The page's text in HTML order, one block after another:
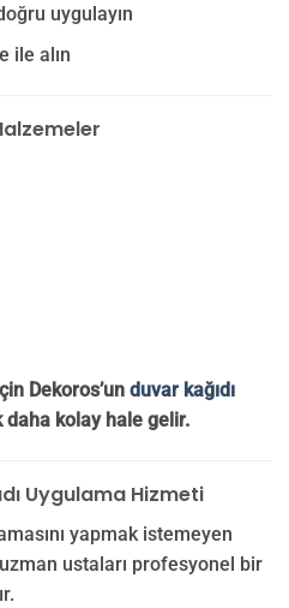
uygulayın
ile alın
Dekoros’un duvar kağıdı
daha kolay hale gelir.
Uygulama Hizmeti
yapmak istemeyen
ustaları profesyonel bir